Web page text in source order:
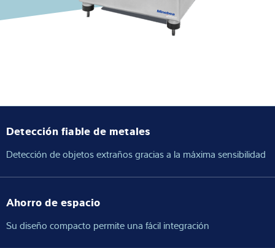
Noticias
Detección fiable de metales
Detección de objetos extraños gracias a la máxima sensibilidad
Ahorro de espacio
Su diseño compacto permite una fácil integración